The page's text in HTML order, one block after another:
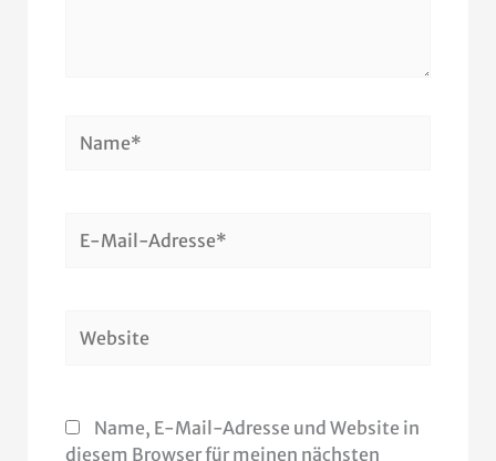
Mail-
Name, E-Mail-Adresse und Website in
diesem Browser für meinen nächsten